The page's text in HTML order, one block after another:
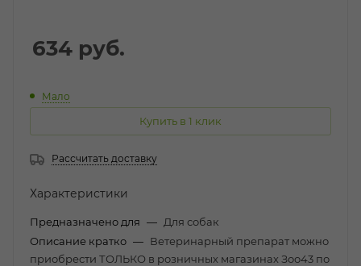
634 руб.
Мало
Купить в 1 клик
Рассчитать доставку
Характеристики
Предназначено для — Для собак
Описание кратко — Ветеринарный препарат можно
приобрести ТОЛЬКО в розничных магазинах Зоо43 по